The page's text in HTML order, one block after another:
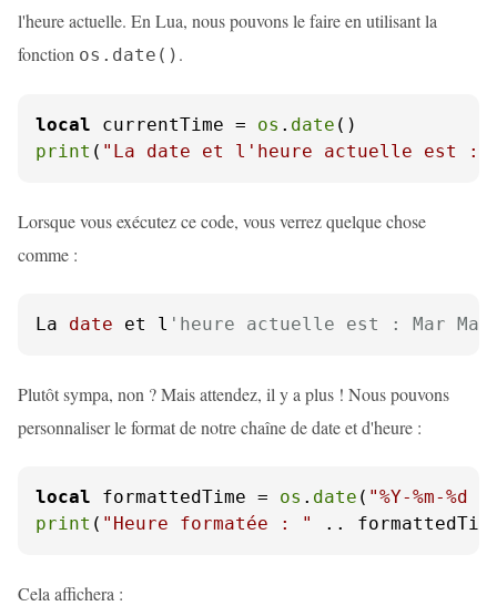
l'heure actuelle. En Lua, nous pouvons le faire en utilisant la
fonction os.date() .
local currentTime = os . date
print ( "La date et l'heure actuelle est :
Lorsque vous exécutez ce code, vous verrez quelque chose
comme :
La date et l 'heure actuelle est : Mar Mai
Plutôt sympa, non ? Mais attendez, il y a plus ! Nous pouvons
personnaliser le format de notre chaîne de date et d'heure :
local formattedTime = os . date ( "%Y-%m-%d
print ( "Heure formatée : " ..
Cela affichera :